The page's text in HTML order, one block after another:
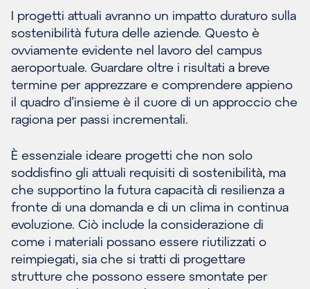
I progetti attuali avranno un impatto duraturo sulla
sostenibilità futura delle aziende. Questo è
ovviamente evidente nel lavoro del campus
aeroportuale. Guardare oltre i risultati a breve
termine per apprezzare e comprendere appieno
il quadro d’insieme è il cuore di un approccio che
ragiona per passi incrementali.
È essenziale ideare progetti che non solo
soddisfino gli attuali requisiti di sostenibilità, ma
che supportino la futura capacità di resilienza a
fronte di una domanda e di un clima in continua
evoluzione. Ciò include la considerazione di
come i materiali possano essere riutilizzati o
reimpiegati, sia che si tratti di progettare
strutture che possono essere smontate per